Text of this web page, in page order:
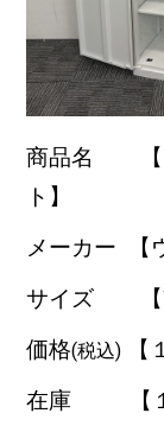
商品名 【オ
ト】
メーカー 【
サイズ 【
価格(税込)
在庫 【